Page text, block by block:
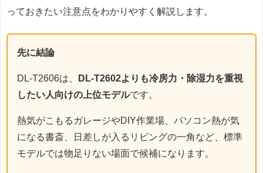
っておきたい注意点をわかりやすく解説します。
先に結論
DL-T2606は、
DL-T2602よりも冷房力・除湿力を重視
したい人向けの上位モデルです。
熱気がこもるガレージやDIY作業場、パソコン熱が気
になる書斎、日差しが入るリビングの一角など、標準
モデルでは物足りない場面で候補になります。